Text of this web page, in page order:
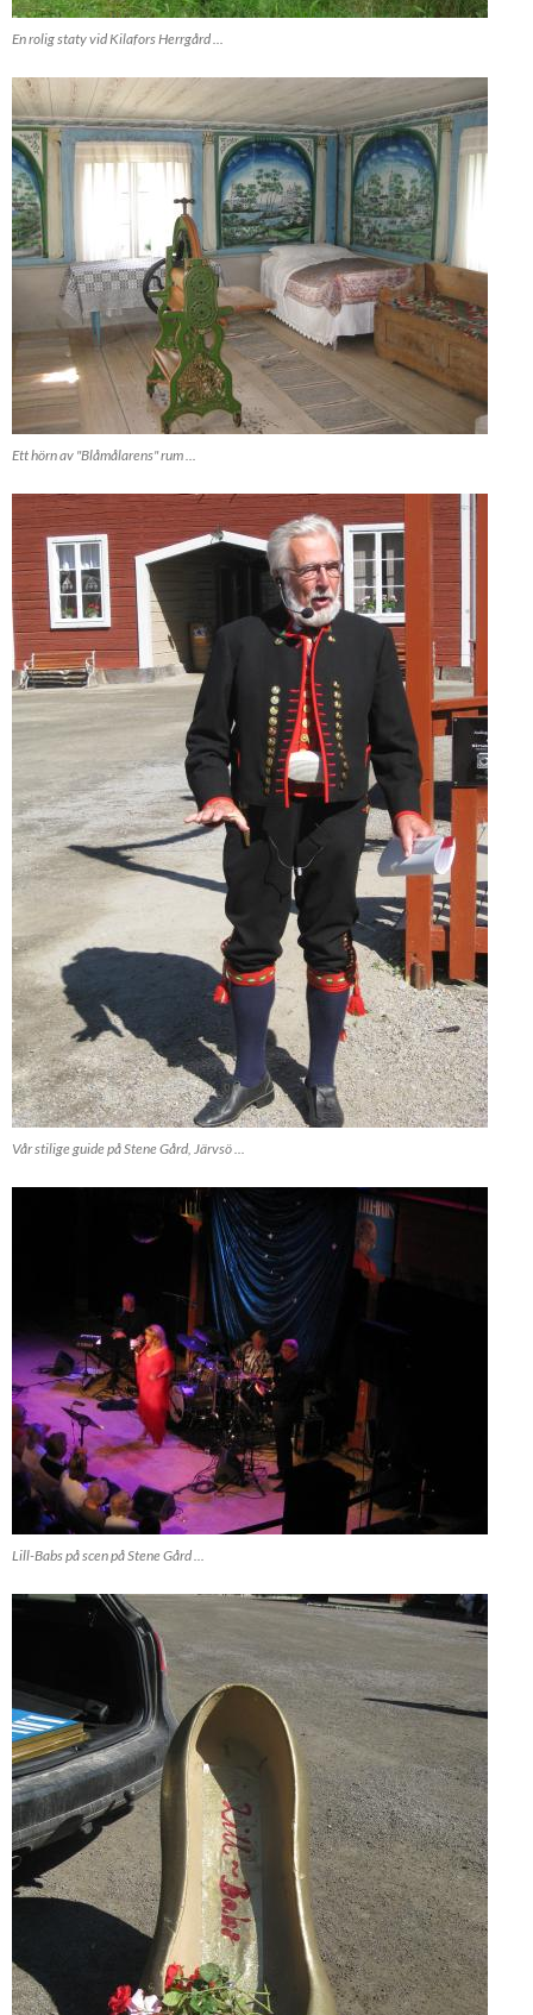
En rolig staty vid Kilafors Herrgård ...
Ett hörn av "Blåmålarens" rum ...
Vår stilige guide på Stene Gård, Järvsö ...
Lill-Babs på scen på Stene Gård ...